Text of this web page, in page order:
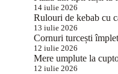
14 iulie 2026
Rulouri de kebab cu
13 iulie 2026
Cornuri turcești
12 iulie 2026
Mere umplute la
12 iulie 2026